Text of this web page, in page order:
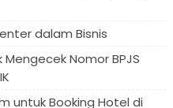
dalam Bisnis
Nomor BPJS
untuk Booking Hotel di